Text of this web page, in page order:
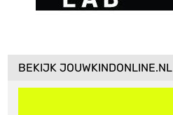
BEKIJK JOUWKINDONLINE.NL